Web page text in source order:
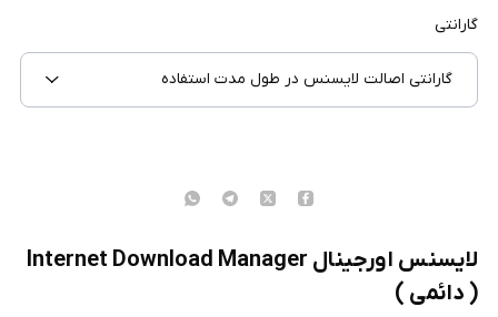
گارانتی
گارانتی اصالت لایسنس در طول مدت استفاده
لایسنس اورجینال Internet Download Manager
( دائمی )